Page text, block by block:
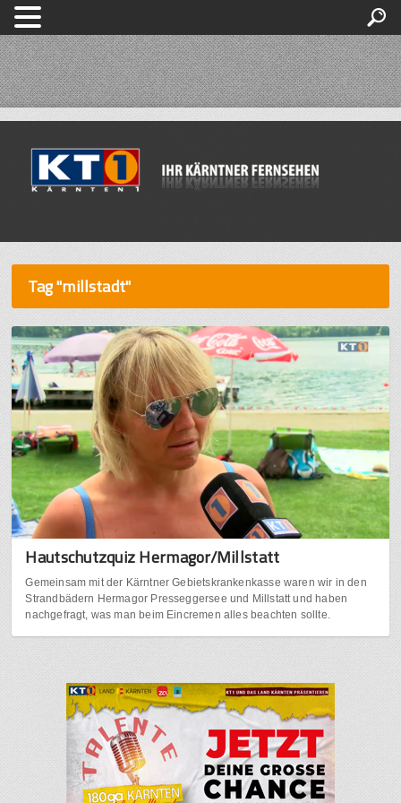
Tag "millstadt"
Hautschutzquiz Hermagor/Millstatt
Gemeinsam mit der Kärntner Gebietskrankenkasse waren wir in den
Strandbädern Hermagor Presseggersee und Millstatt und haben
nachgefragt, was man beim Eincremen alles beachten sollte.